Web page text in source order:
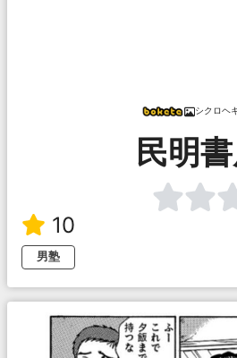
シクロヘ
民明
10
男塾